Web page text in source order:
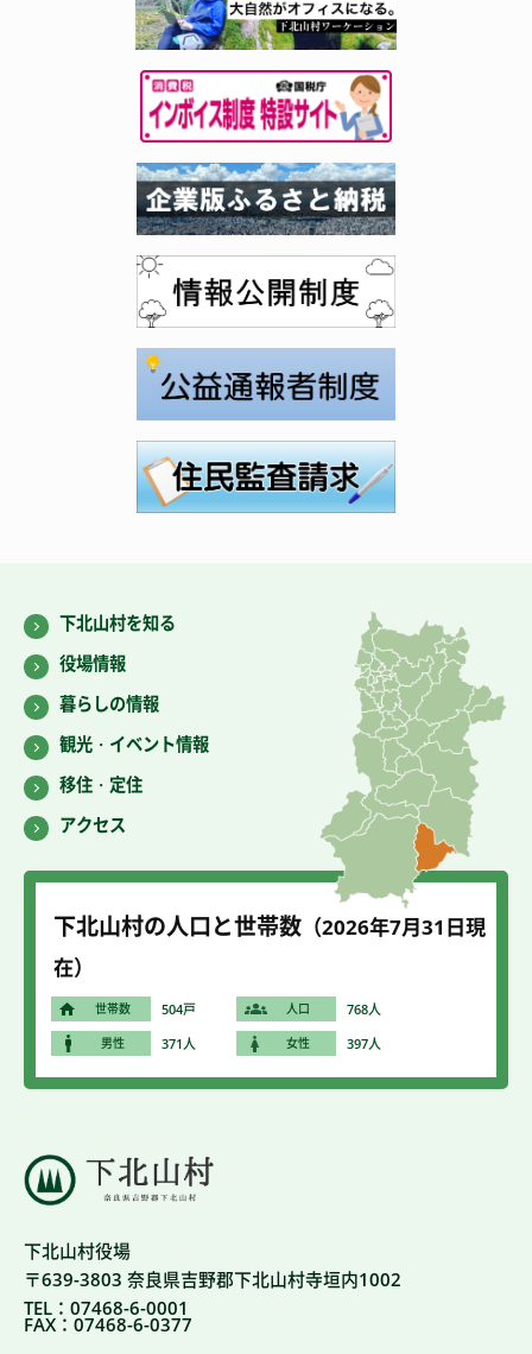
下北山村役場
〒639-3803 奈良県吉野郡下北山村寺垣内1002
TEL：07468-6-0001
FAX：07468-6-0377
下北山村を知る
役場情報
暮らしの情報
観光・イベント情報
移住・定住
アクセス
下北山村の人口と世帯数 （2026年7月31 日現
在）
世帯数 504戸 人口 768人
男性 371人 女性 397人